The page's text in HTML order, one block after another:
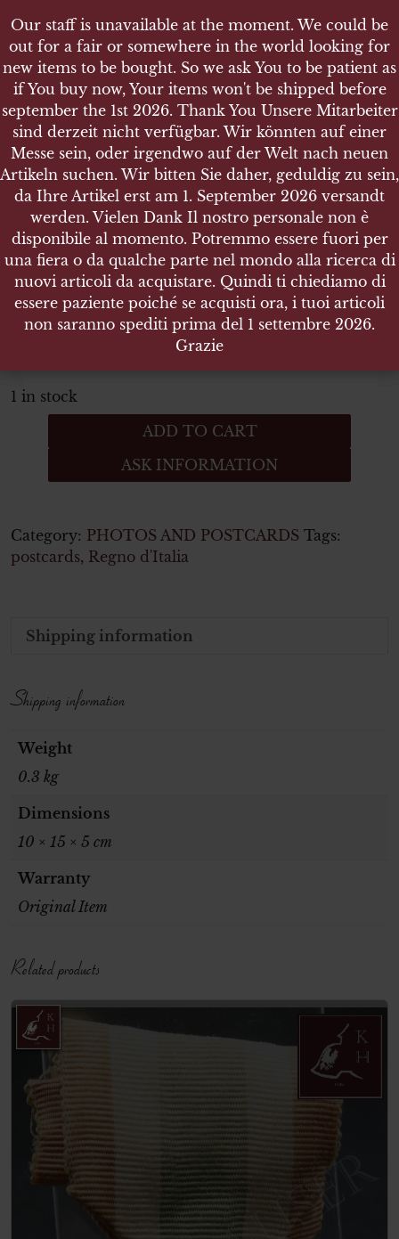
SHOP
ITALIAN SECOND WORD WAR POSTCARDS - LOT
OF 5
Italian second Word War Postcards
lot of 5
ITEM NO.:10161
1 in stock
second
-
lot
ADD TO CART
ASK INFORMATION
Category: PHOTOS AND POSTCARDS Tags:
postcards, Regno d'Italia
Shipping information
Shipping information
Weight
0.3 kg
Dimensions
10 × 15 × 5 cm
Warranty
Original Item
Related products
Our staff is unavailable at the moment. We could be
out for a fair or somewhere in the world looking for
new items to be bought. So we ask You to be patient as
if You buy now, Your items won't be shipped before
september the 1st 2026. Thank You Unsere Mitarbeiter
sind derzeit nicht verfügbar. Wir könnten auf einer
Messe sein, oder irgendwo auf der Welt nach neuen
Artikeln suchen. Wir bitten Sie daher, geduldig zu sein,
da Ihre Artikel erst am 1. September 2026 versandt
werden. Vielen Dank Il nostro personale non è
disponibile al momento. Potremmo essere fuori per
una fiera o da qualche parte nel mondo alla ricerca di
nuovi articoli da acquistare. Quindi ti chiediamo di
essere paziente poiché se acquisti ora, i tuoi articoli
non saranno spediti prima del 1 settembre 2026.
Grazie
Our staff is unavailable at the moment. We could be
out for a fair or somewhere in the world looking for
new items to be bought. So we ask You to be patient as
if You buy now, Your items won't be shipped before
september the 1st 2026. Thank You Unsere Mitarbeiter
sind derzeit nicht verfügbar. Wir könnten auf einer
Messe sein, oder irgendwo auf der Welt nach neuen
Artikeln suchen. Wir bitten Sie daher, geduldig zu sein,
da Ihre Artikel erst am 1. September 2026 versandt
werden. Vielen Dank Il nostro personale non è
disponibile al momento. Potremmo essere fuori per
una fiera o da qualche parte nel mondo alla ricerca di
nuovi articoli da acquistare. Quindi ti chiediamo di
essere paziente poiché se acquisti ora, i tuoi articoli
non saranno spediti prima del 1 settembre 2026.
Grazie